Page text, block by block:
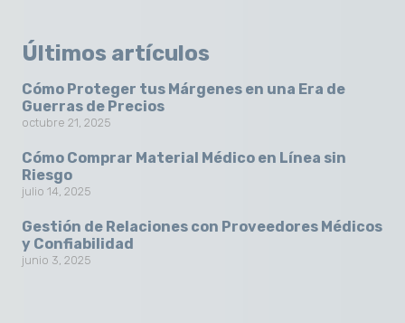
Últimos artículos
Cómo Proteger tus Márgenes en una Era de
Guerras de Precios
octubre 21, 2025
Cómo Comprar Material Médico en Línea sin
Riesgo
julio 14, 2025
Gestión de Relaciones con Proveedores Médicos
y Confiabilidad
junio 3, 2025